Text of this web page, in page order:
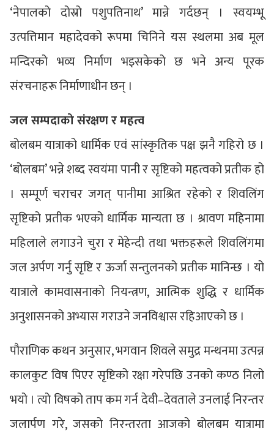
‘नेपालको दोस्रो पशुपतिनाथ’ मान्ने गर्दछन् । स्वयम्भू
उत्पत्तिमान महादेवको रूपमा चिनिने यस स्थलमा अब मूल
मन्दिरको भव्य निर्माण भइसकेको छ भने अन्य पूरक
संरचनाहरू निर्माणाधीन छन् ।
जल सम्पदाको संरक्षण र महत्व
बोलबम यात्राको धार्मिक एवं सांस्कृतिक पक्ष झनै गहिरो छ ।
‘बोलबम’ भन्ने शब्द स्वयंमा पानी र सृष्टिको महत्वको प्रतीक हो
। सम्पूर्ण चराचर जगत् पानीमा आश्रित रहेको र शिवलिंग
सृष्टिको प्रतीक भएको धार्मिक मान्यता छ । श्रावण महिनामा
महिलाले लगाउने चुरा र मेहेन्दी तथा भक्तहरूले शिवलिंगमा
जल अर्पण गर्नु सृष्टि र ऊर्जा सन्तुलनको प्रतीक मानिन्छ । यो
यात्राले कामवासनाको नियन्त्रण, आत्मिक शुद्धि र धार्मिक
अनुशासनको अभ्यास गराउने जनविश्वास रहिआएको छ ।
पौराणिक कथन अनुसार, भगवान शिवले समुद्र मन्थनमा उत्पन्न
कालकुट विष पिएर सृष्टिको रक्षा गरेपछि उनको कण्ठ निलो
भयो । त्यो विषको ताप कम गर्न देवी–देवताले उनलाई निरन्तर
जलार्पण गरे, जसको निरन्तरता आजको बोलबम यात्रामा